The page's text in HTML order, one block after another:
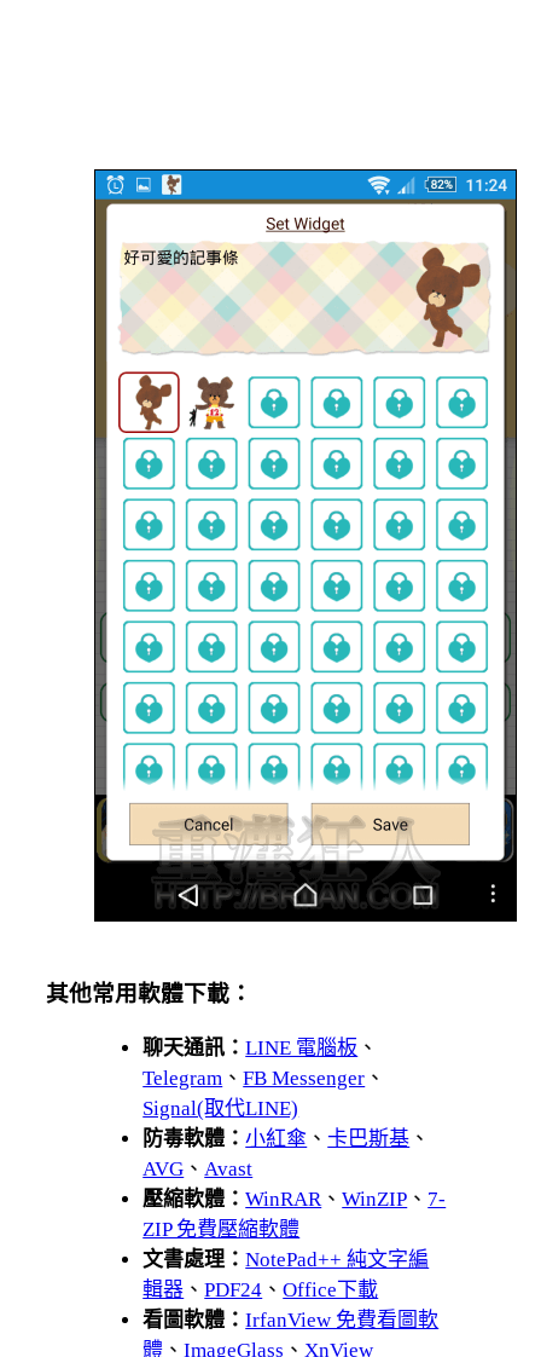
其他常用軟體下載：
聊天通訊：LINE 電腦板 、
Telegram 、FB Messenger 、
Signal(取代LINE)
防毒軟體：小紅傘 、卡巴斯基 、
AVG 、 Avast
壓縮軟體：WinRAR 、WinZIP 、 7-
ZIP 免費壓縮軟體
文書處理：NotePad++ 純文字編
輯器 、PDF24 、Office下載
看圖軟體：IrfanView 免費看圖軟
體 、ImageGlass 、 XnView